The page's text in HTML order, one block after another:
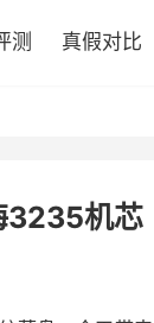
测 真假对比
3235机芯